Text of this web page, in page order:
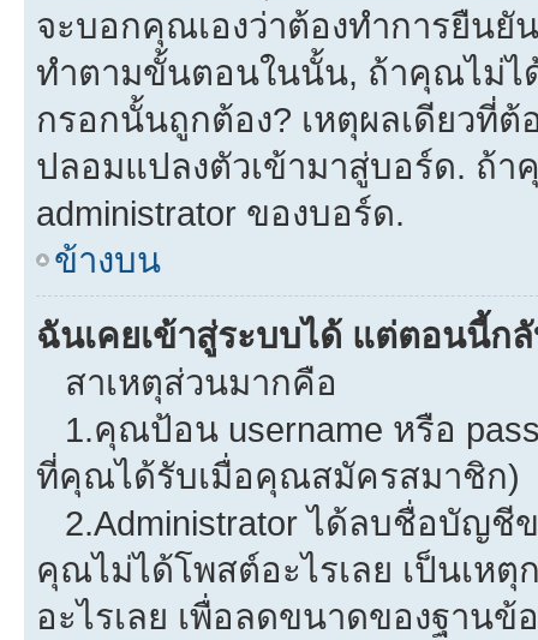
จะบอกคุณเองว่าต้องทำการยืน
ทำตามขั้นตอนในนั้น, ถ้าคุณไม่ไ
กรอกนั้นถูกต้อง? เหตุผลเดียวที่
ปลอมแปลงตัวเข้ามาสู่บอร์ด. ถ้
administrator ของบอร์ด.
ข้างบน
ฉันเคยเข้าสู่ระบบได้ แต่ตอนนี้ก
สาเหตุส่วนมากคือ
1.คุณป้อน username หรือ
ที่คุณได้รับเมื่อคุณสมัครสมาชิก)
2.Administrator ได้ลบชื่อบัญชี
คุณไม่ได้โพสต์อะไรเลย เป็นเห
อะไรเลย เพื่อลดขนาดของฐาน